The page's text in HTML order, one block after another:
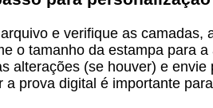
e verifique as camadas,
o tamanho da estampa para
alterações (se houver) e
a prova digital é importante